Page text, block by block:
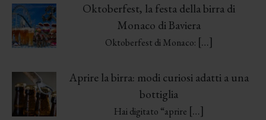
Oktoberfest, la festa della birra di
Monaco di Baviera
Oktoberfest di Monaco: […]
Aprire la birra: modi curiosi adatti a una
bottiglia
Hai digitato “aprire […]